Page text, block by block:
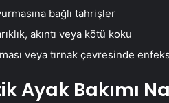
bağlı tahrişler
akıntı veya kötü koku
veya tırnak çevresinde
Ayak Bakımı